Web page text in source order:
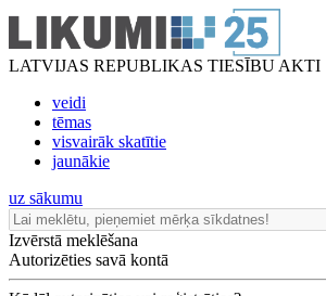
LATVIJAS REPUBLIKAS TIESĪBU AKTI
veidi
tēmas
visvairāk skatītie
jaunākie
uz sākumu
Izvērstā meklēšana
Autorizēties savā kontā